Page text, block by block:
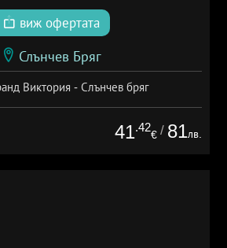
виж офертата
Слънчев Бряг
Виктория - Слънчев бряг
41.42
€ / 81лв.